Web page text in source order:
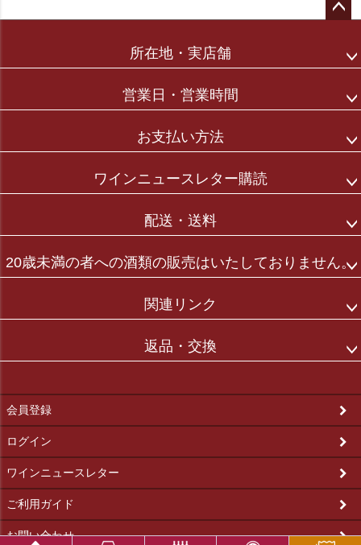
所在地・実店舗
営業日・営業時間
お支払い方法
ワインニュースレター購読
配送・送料
20歳未満の者への酒類の販売はいたしておりません。
関連リンク
返品・交換
会員登録
ログイン
ワインニュースレター
ご利用ガイド
お問い合わせ